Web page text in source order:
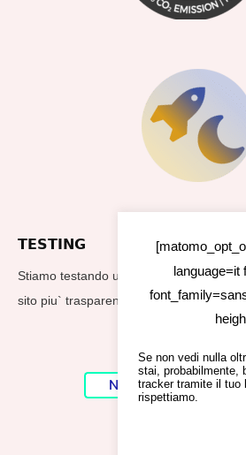
TESTING
Stiamo testando un nuovo footer per
sito piu` trasparenti
No Result
language=it
Se non vedi nulla
stai, probabilmente,
tracker tramite il tuo
rispettiamo.